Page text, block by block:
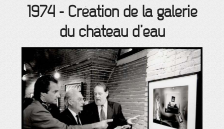
1974- Création de la galerie
du château d’eau